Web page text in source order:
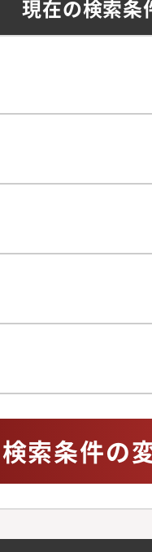
現在の検索条
検索条件の